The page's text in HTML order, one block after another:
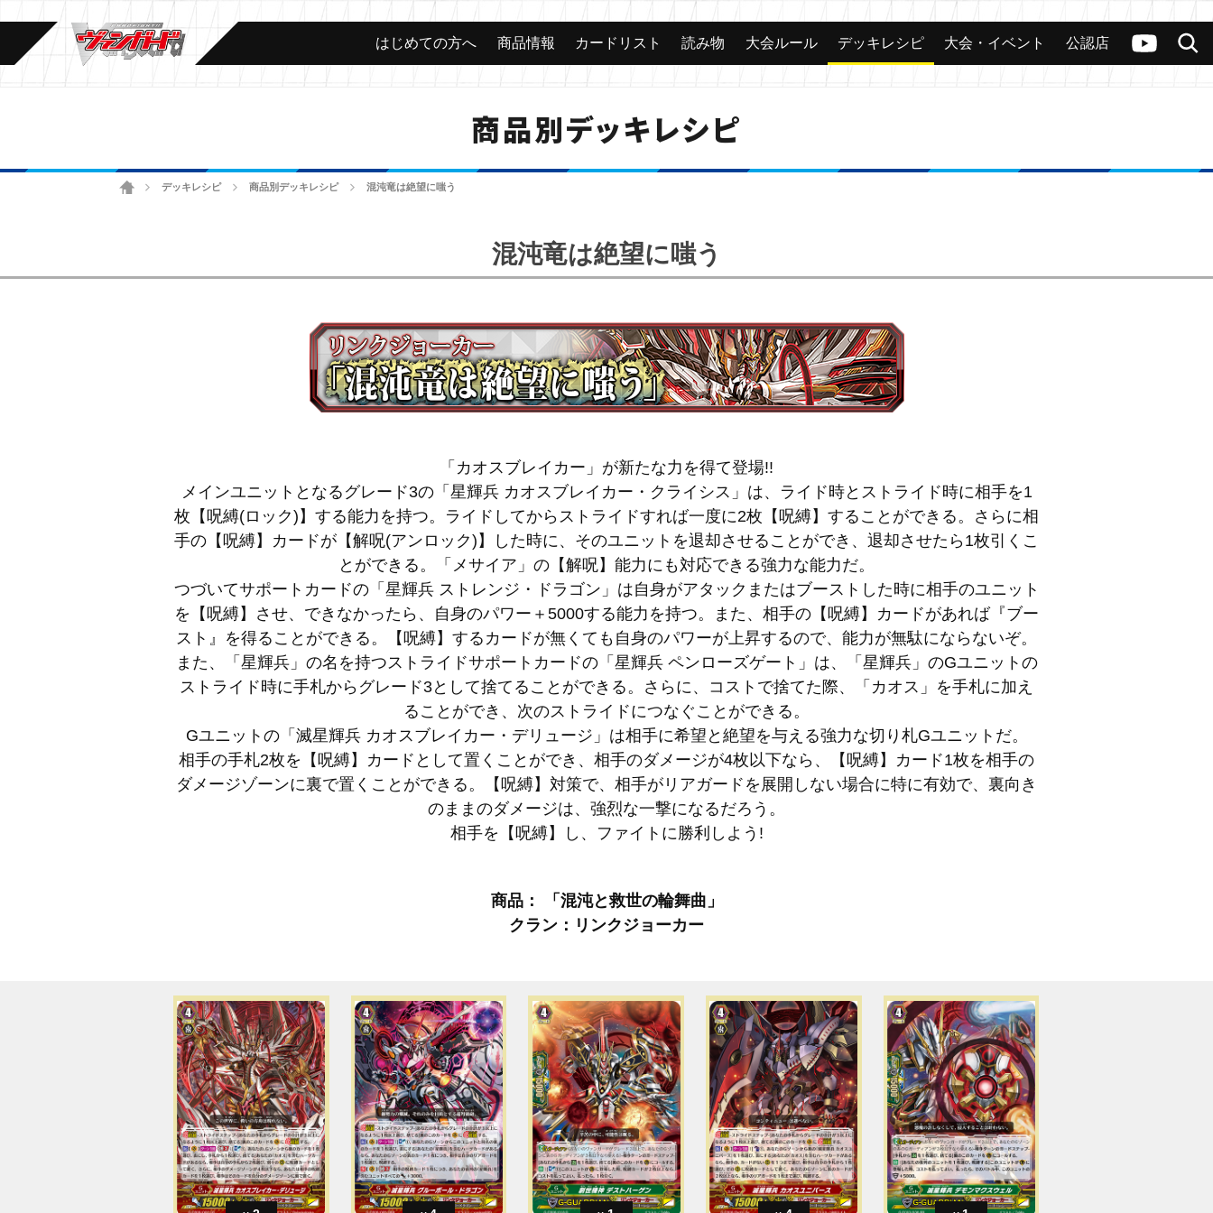
ヴァンガードch
検索
カード 大会 公認店舗 その他
はじめての方へ 商品情報 カードリスト 読み物 大会ルール デッキレシピ 大会・イベント 公認店
商品別デッキレシピ
ホームデッキレシピ 商品別デッキレシピ 混沌竜は絶望に嗤う
混沌竜は絶望に嗤う
「カオスブレイカー」が新たな力を得て登場!!
メインユニットとなるグレード3の「星輝兵 カオスブレイカー・クライシス」は、ライド時とストライド時に相手を1
枚【呪縛(ロック)】する能力を持つ。ライドしてからストライドすれば一度に2枚【呪縛】することができる。さらに相
手の【呪縛】カードが【解呪(アンロック)】した時に、そのユニットを退却させることができ、退却させたら1枚引くこ
とができる。「メサイア」の【解呪】能力にも対応できる強力な能力だ。
つづいてサポートカードの「星輝兵 ストレンジ・ドラゴン」は自身がアタックまたはブーストした時に相手のユニット
を【呪縛】させ、できなかったら、自身のパワー＋5000する能力を持つ。また、相手の【呪縛】カードがあれば『ブー
スト』を得ることができる。【呪縛】するカードが無くても自身のパワーが上昇するので、能力が無駄にならないぞ。
また、「星輝兵」の名を持つストライドサポートカードの「星輝兵 ペンローズゲート」は、「星輝兵」のGユニットの
ストライド時に手札からグレード3として捨てることができる。さらに、コストで捨てた際、「カオス」を手札に加え
ることができ、次のストライドにつなぐことができる。
Gユニットの「滅星輝兵 カオスブレイカー・デリュージ」は相手に希望と絶望を与える強力な切り札Gユニットだ。
相手の手札2枚を【呪縛】カードとして置くことができ、相手のダメージが4枚以下なら、【呪縛】カード1枚を相手の
ダメージゾーンに裏で置くことができる。【呪縛】対策で、相手がリアガードを展開しない場合に特に有効で、裏向き
のままのダメージは、強烈な一撃になるだろう。
相手を【呪縛】し、ファイトに勝利しよう!
商品： 「混沌と救世の輪舞曲」
クラン：リンクジョーカー